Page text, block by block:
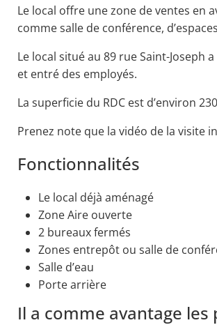
Le local offre une zone de ventes en
comme salle de conférence,
Le local situé au 89 rue Saint-Joseph
et entré des employés.
La superficie du RDC est d’environ
Prenez note que la vidéo de la visite
Fonctionnalités
Le local déjà aménagé
Zone Aire ouverte
2 bureaux fermés
Zones entrepôt ou salle de
Salle d’eau
Porte arrière
Il a comme avantage